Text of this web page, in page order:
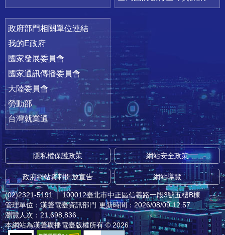
政府部門相關單位連結
我的E政府
國家發展委員會
國家通訊傳播委員會
大陸委員會
勞動部
台灣就業通
隱私權保護政策 網站安全政策
政府網站資料開放宣告 網站導覽
(02)2321-5191 │ 100012臺北市中正區信義路一段3號五樓B棟
管理單位：漢聲電臺資訊部門 更新時間：2026/08/09 12:57
瀏覽人次：21,698,836
本網站為漢聲廣播電臺版權所有 © 2026